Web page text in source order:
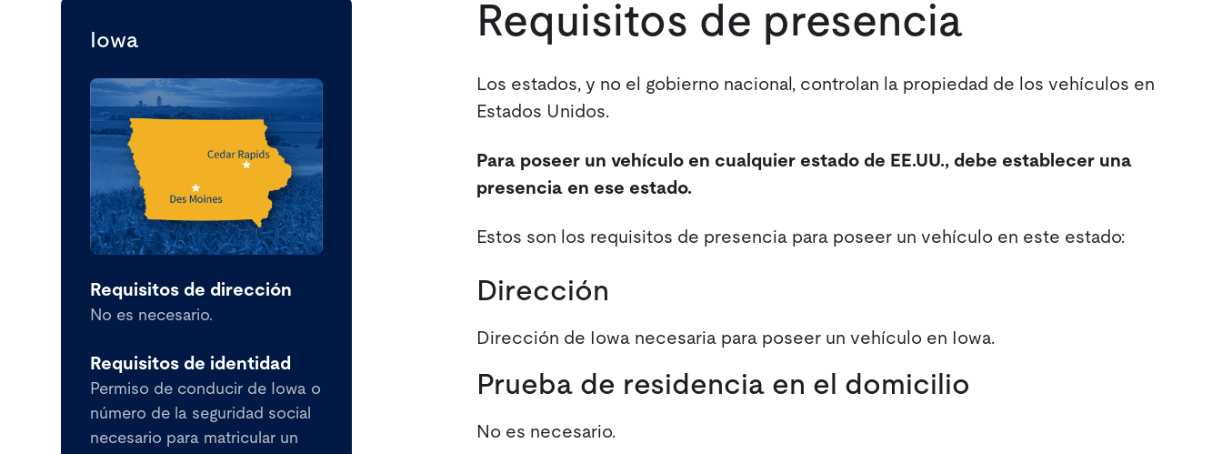
Iowa
Requisitos de dirección
No es necesario.
Requisitos de identidad
Permiso de conducir de Iowa o
número de la seguridad social
necesario para matricular un
Requisitos de presencia
Los estados, y no el gobierno nacional, controlan la propiedad de los vehículos en
Estados Unidos.
Para poseer un vehículo en cualquier estado de EE.UU., debe establecer una
presencia en ese estado.
Estos son los requisitos de presencia para poseer un vehículo en este estado:
Dirección
Dirección de Iowa necesaria para poseer un vehículo en Iowa.
Prueba de residencia en el domicilio
No es necesario.